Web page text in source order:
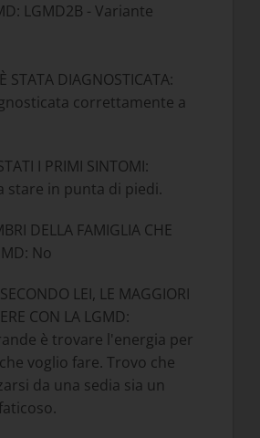
LGMD2B - Variante
STATA DIAGNOSTICATA:
correttamente a
I PRIMI SINTOMI:
stare in punta di piedi.
DELLA FAMIGLIA CHE
No
LEI, LE MAGGIORI
CON LA LGMD:
è trovare l'energia per
voglio fare. Trovo che
da una sedia sia un